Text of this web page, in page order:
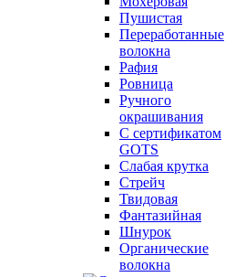
Пушистая
Переработанные
волокна
Рафия
Ровница
Ручного
окрашивания
С сертификатом
GOTS
Слабая крутка
Стрейч
Твидовая
Фантазийная
Шнурок
Органические
волокна